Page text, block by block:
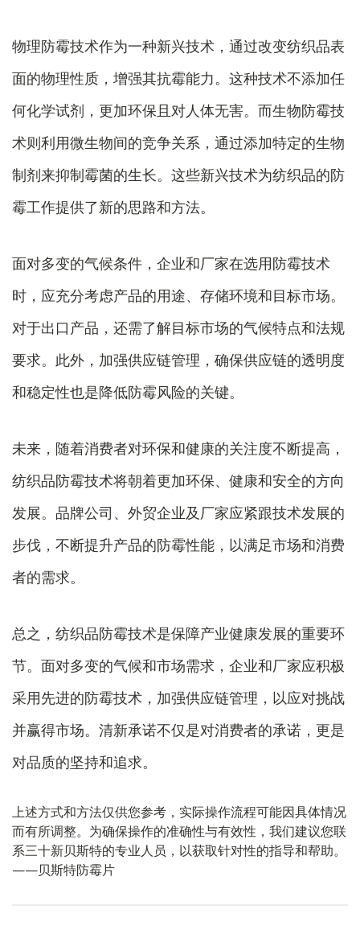
物理防霉技术作为一种新兴技术，通过改变纺织品表
面的物理性质，增强其抗霉能力。这种技术不添加任
何化学试剂，更加环保且对人体无害。而生物防霉技
术则利用微生物间的竞争关系，通过添加特定的生物
制剂来抑制霉菌的生长。这些新兴技术为纺织品的防
霉工作提供了新的思路和方法。
面对多变的气候条件，企业和厂家在选用防霉技术
时，应充分考虑产品的用途、存储环境和目标市场。
对于出口产品，还需了解目标市场的气候特点和法规
要求。此外，加强供应链管理，确保供应链的透明度
和稳定性也是降低防霉风险的关键。
未来，随着消费者对环保和健康的关注度不断提高，
纺织品防霉技术将朝着更加环保、健康和安全的方向
发展。品牌公司、外贸企业及厂家应紧跟技术发展的
步伐，不断提升产品的防霉性能，以满足市场和消费
者的需求。
总之，纺织品防霉技术是保障产业健康发展的重要环
节。面对多变的气候和市场需求，企业和厂家应积极
采用先进的防霉技术，加强供应链管理，以应对挑战
并赢得市场。清新承诺不仅是对消费者的承诺，更是
对品质的坚持和追求。
上述方式和方法仅供您参考，实际操作流程可能因具体情况
而有所调整。为确保操作的准确性与有效性，我们建议您联
系三十新贝斯特的专业人员，以获取针对性的指导和帮助。
——贝斯特防霉片